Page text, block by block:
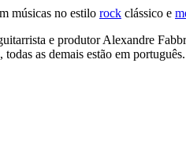
músicas no estilo rock clássico e
e produtor Alexandre
as demais estão em português.